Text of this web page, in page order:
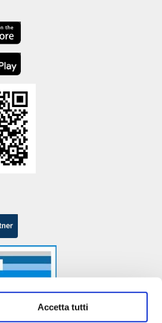
Accetta tutti